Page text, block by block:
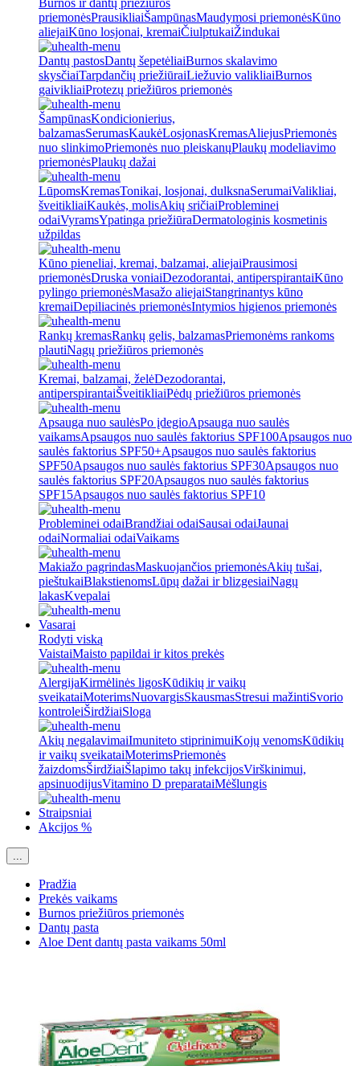
Burnos ir dantų priežiūros
priemonėsPrausikliaiŠampūnasMaudymosi priemonėsKūno
aliejaiKūno losjonai, kremaiČiulptukaiŽindukai
Dantų pastosDantų šepetėliaiBurnos skalavimo
skysčiaiTarpdančių priežiūraiLiežuvio valikliaiBurnos
gaivikliaiProtezų priežiūros priemonės
ŠampūnasKondicionierius,
balzamasSerumasKaukėLosjonasKremasAliejusPriemonės
nuo slinkimoPriemonės nuo pleiskanųPlaukų modeliavimo
priemonėsPlaukų dažai
LūpomsKremasTonikai, losjonai, dulksnaSerumaiValikliai,
šveitikliaiKaukės, molisAkių sričiaiProbleminei
odaiVyramsYpatinga priežiūraDermatologinis kosmetinis
užpildas
Kūno pieneliai, kremai, balzamai, aliejaiPrausimosi
priemonėsDruska voniaiDezodorantai, antiperspirantaiKūno
pylingo priemonėsMasažo aliejaiStangrinantys kūno
kremaiDepiliacinės priemonėsIntymios higienos priemonės
Rankų kremasRankų gelis, balzamasPriemonėms rankoms
plautiNagų priežiūros priemonės
Kremai, balzamai, želėDezodorantai,
antiperspirantaiŠveitikliaiPėdų priežiūros priemonės
Apsauga nuo saulėsPo įdegioApsauga nuo saulės
vaikamsApsaugos nuo saulės faktorius SPF100Apsaugos nuo
saulės faktorius SPF50+Apsaugos nuo saulės faktorius
SPF50Apsaugos nuo saulės faktorius SPF30Apsaugos nuo
saulės faktorius SPF20Apsaugos nuo saulės faktorius
SPF15Apsaugos nuo saulės faktorius SPF10
Probleminei odaiBrandžiai odaiSausai odaiJaunai
odaiNormaliai odaiVaikams
Makiažo pagrindasMaskuojančios priemonėsAkių tušai,
pieštukaiBlakstienomsLūpų dažai ir blizgesiaiNagų
lakasKvepalai
Vasarai
Rodyti viską
VaistaiMaisto papildai ir kitos prekės
AlergijaKirmėlinės ligosKūdikių ir vaikų
sveikataiMoterimsNuovargisSkausmasStresui mažintiSvorio
kontroleiŠirdžiaiSloga
Akių negalavimaiImuniteto stiprinimuiKojų venomsKūdikių
ir vaikų sveikataiMoterimsPriemonės
žaizdomsŠirdžiaiŠlapimo takų infekcijosVirškinimui,
apsinuodijusVitamino D preparataiMėšlungis
Straipsniai
Akcijos %
...
Pradžia
Prekės vaikams
Burnos priežiūros priemonės
Dantų pasta
Aloe Dent dantų pasta vaikams 50ml